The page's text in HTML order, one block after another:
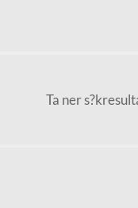
Ta ner